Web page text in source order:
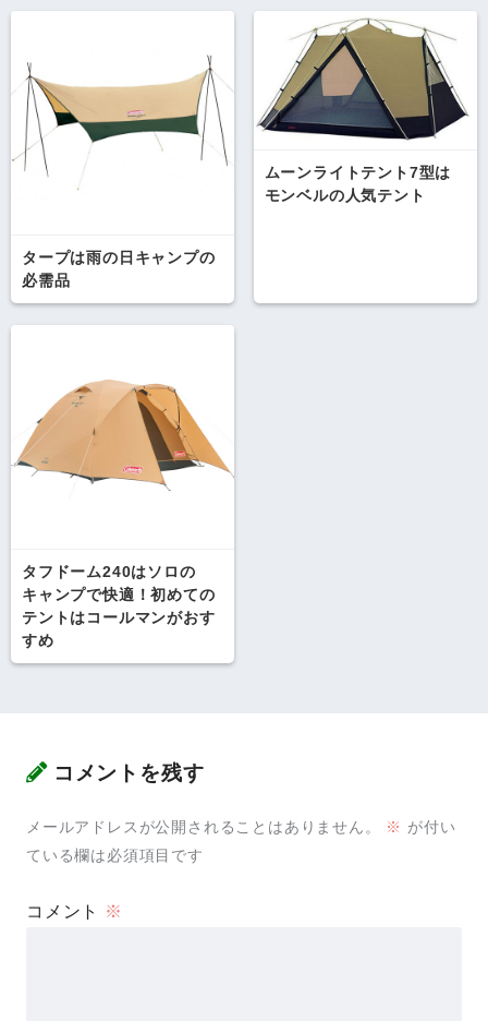
タープは雨の日キャンプの
必需品
ムーンライトテント7型は
モンベルの人気テント
タフドーム240はソロの
キャンプで快適！初めての
テントはコールマンがおす
すめ
コメントを残す
メールアドレスが公開されることはありません。 ※ が付い
ている欄は必須項目です
コメント ※